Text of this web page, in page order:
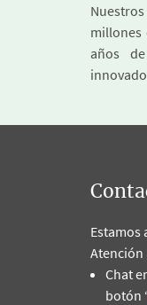
millones
años
Estamos
Atención
Chat
botón